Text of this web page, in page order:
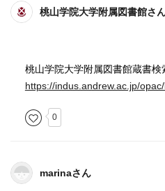
桃山学院大学附属図書館さ
桃山学院大学附属図書館蔵書検
https://indus.andrew.ac.jp/
0
marinaさん